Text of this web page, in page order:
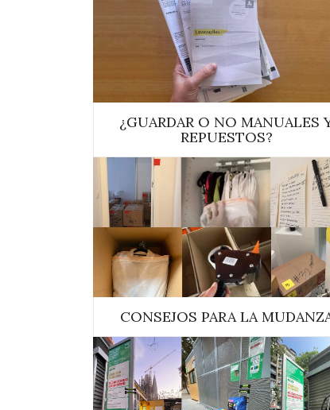
¿GUARDAR O NO MANUALES
REPUESTOS?
CONSEJOS PARA LA